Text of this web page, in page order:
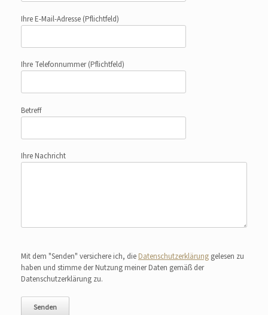
Ihre E-Mail-Adresse (Pflichtfeld)
Ihre Telefonnummer(Pflichtfeld)
Betreff
Ihre Nachricht
Bitte lasse dieses Feld leer.
Mit dem "Senden" versichere ich, die Datenschutzerklärung gelesen zu
haben und stimme der Nutzung meiner Daten gemäß der
Datenschutzerklärung zu.